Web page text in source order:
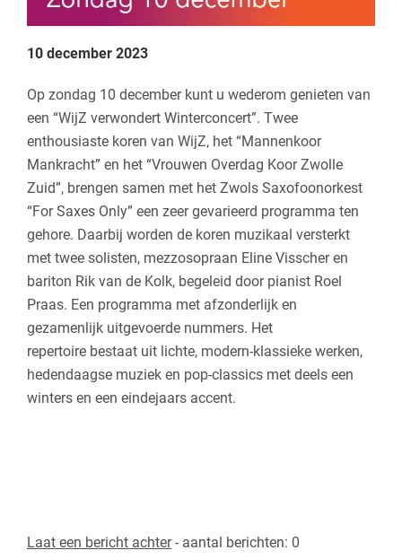
10 december 2023
Op zondag 10 december kunt u wederom genieten van
een “WijZ verwondert Winterconcert”. Twee
enthousiaste koren van WijZ, het “Mannenkoor
Mankracht” en het “Vrouwen Overdag Koor Zwolle
Zuid”, brengen samen met het Zwols Saxofoonorkest
“For Saxes Only” een zeer gevarieerd programma ten
gehore. Daarbij worden de koren muzikaal versterkt
met twee solisten, mezzosopraan Eline Visscher en
bariton Rik van de Kolk, begeleid door pianist Roel
Praas. Een programma met afzonderlijk en
gezamenlijk uitgevoerde nummers. Het
repertoire bestaat uit lichte, modern-klassieke werken,
hedendaagse muziek en pop-classics met deels een
winters en een eindejaars accent.
Laat een bericht achter- aantal berichten: 0